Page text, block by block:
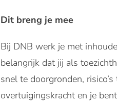
Dit breng je mee
Bij DNB werk je met
belangrijk dat jij als
snel te doorgronden,
overtuigingskracht en je